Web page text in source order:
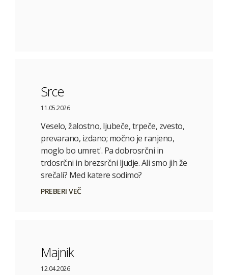
Srce
11.05.2026
Veselo, žalostno, ljubeče, trpeče, zvesto,
prevarano, izdano; močno je ranjeno,
moglo bo umret'. Pa dobrosrčni in
trdosrčni in brezsrčni ljudje. Ali smo jih že
srečali? Med katere sodimo?
PREBERI VEČ
Majnik
12.04.2026